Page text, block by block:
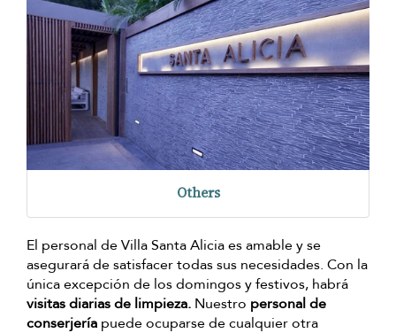
Others
El personal de Villa Santa Alicia es amable y se
asegurará de satisfacer todas sus necesidades. Con la
única excepción de los domingos y festivos, habrá
visitas diarias de limpieza. Nuestro personal de
conserjería puede ocuparse de cualquier otra